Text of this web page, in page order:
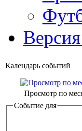
Календарь событий
Просмотр по
Событие для